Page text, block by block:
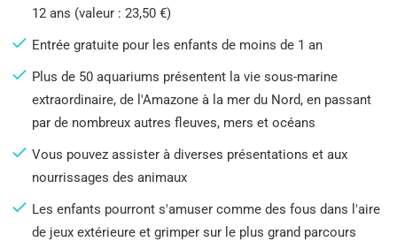
12 ans (valeur : 23,50 €)
Entrée gratuite pour les enfants de moins de 1 an
Plus de 50 aquariums présentent la vie sous-marine
extraordinaire, de l'Amazone à la mer du Nord, en passant
par de nombreux autres fleuves, mers et océans
Vous pouvez assister à diverses présentations et aux
nourrissages des animaux
Les enfants pourront s'amuser comme des fous dans l'aire
de jeux extérieure et grimper sur le plus grand parcours